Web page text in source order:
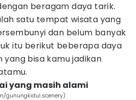
beragam daya tarik.
satu tempat wisata yang
dan belum banyak
itu berikut beberapa daya
yang bisa kamu jadikan
yang masih alami
gunungkidul.scenery)